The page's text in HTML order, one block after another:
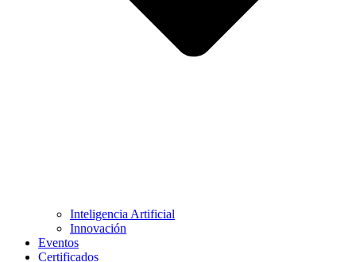
Inteligencia Artificial
Innovación
Eventos
Certificados